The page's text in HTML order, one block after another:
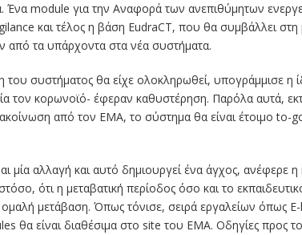
Ένα module για την Αναφορά των ανεπιθύμητων
και τέλος η βάση EudraCT, που θα συμβάλλει στη
τα υπάρχοντα στα νέα συστήματα.
του συστήματος θα είχε ολοκληρωθεί, υπογράμμισε η
τον κορωνοϊό- έφεραν καθυστέρηση. Παρόλα αυτά,
από τον ΕΜΑ, το σύστημα θα είναι έτοιμο to-
μία αλλαγή και αυτό δημιουργεί ένα άγχος, ανέφερε
ότι η μεταβατική περίοδος όσο και το
μετάβαση. Όπως τόνισε, σειρά εργαλείων όπως E-
θα είναι διαθέσιμα στο site του ΕΜΑ. Οδηγίες προς